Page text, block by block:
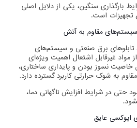
بارگذاری سنگین، یکی از دلایل اصلی
تجهیزات است.
مقاوم به آتش
تابلوهای برق صنعتی و سیستم‌های
مواد غیرقابل اشتعال اهمیت ویژه‌ای
خاصیت نسوز بودن و پایداری ساختاری،
به شوک حرارتی کاربرد گسترده دارد.
حتی در شرایط افزایش ناگهانی دما،
اپوکسی عایق